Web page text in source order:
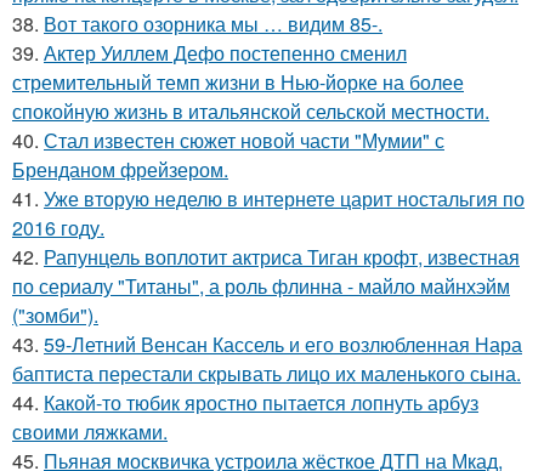
38. Вот такого озорника мы … видим 85-.
39. Актер Уиллем Дефо постепенно сменил
стремительный темп жизни в Нью-йорке на более
спокойную жизнь в итальянской сельской местности.
40. Стал известен сюжет новой части "Мумии" с
Бренданом фрейзером.
41. Уже вторую неделю в интернете царит ностальгия по
2016 году.
42. Рапунцель воплотит актриса Тиган крофт, известная
по сериалу "Титаны", а роль флинна - майло майнхэйм
("зомби").
43. 59-Летний Венсан Кассель и его возлюбленная Нара
баптиста перестали скрывать лицо их маленького сына.
44. Какой-то тюбик яростно пытается лопнуть арбуз
своими ляжками.
45. Пьяная москвичка устроила жёсткое ДТП на Мкад,